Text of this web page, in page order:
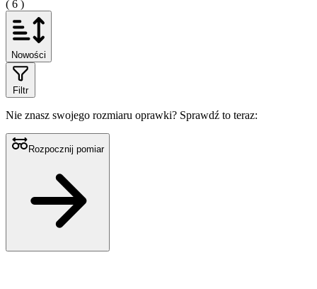
( 6 )
Nowości
Filtr
Nie znasz swojego rozmiaru oprawki? Sprawdź to teraz:
Rozpocznij pomiar